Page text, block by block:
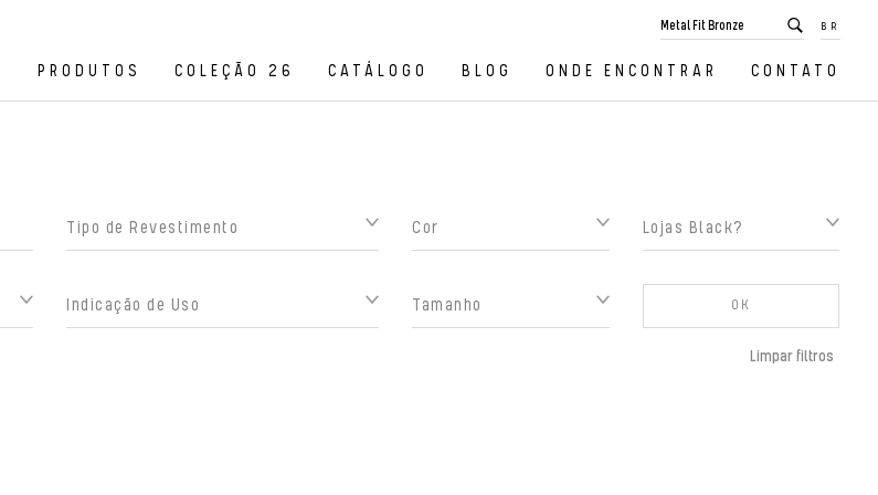
BR
PRODUTOS COLEÇÃO 26 CATÁLOGO BLOG ONDE ENCONTRAR CONTATO
Tipo de Revestimento Cor Lojas Black?
Indicação de Uso Tamanho OK
Limpar filtros